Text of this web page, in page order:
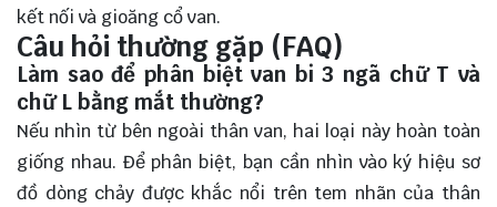
kết nối và gioăng cổ van.
Câu hỏi thường gặp (FAQ)
Làm sao để phân biệt van bi 3 ngã chữ T và
chữ L bằng mắt thường?
Nếu nhìn từ bên ngoài thân van, hai loại này hoàn toàn
giống nhau. Để phân biệt, bạn cần nhìn vào ký hiệu sơ
đồ dòng chảy được khắc nổi trên tem nhãn của thân